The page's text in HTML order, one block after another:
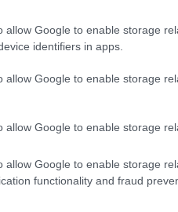
allow Google to enable storage
identifiers in apps.
allow Google to enable storage
allow Google to enable storage
allow Google to enable storage
functionality and fraud
és kognitív képességet
szülő félti kisgyermekét,